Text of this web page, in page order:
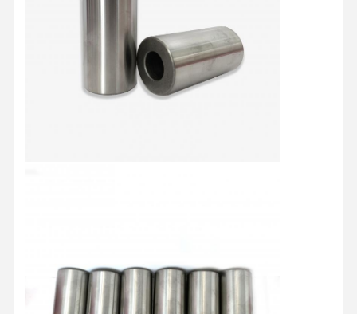
Продукция О Компании
машинные части гусеницы
Cummins двигателя